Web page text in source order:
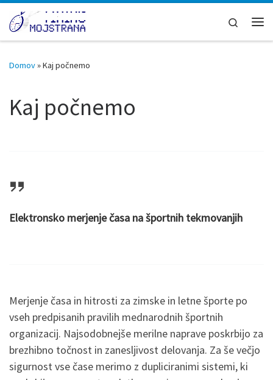
Skoči na vsebino
Search
Domov»Kaj počnemo
Kaj počnemo
Elektronsko merjenje časa na športnih tekmovanjih
Merjenje časa in hitrosti za zimske in letne športe po
vseh predpisanih pravilih mednarodnih športnih
organizacij. Najsodobnejše merilne naprave poskrbijo za
brezhibno točnost in zanesljivost delovanja. Za še večjo
sigurnost vse čase merimo z dupliciranimi sistemi, ki